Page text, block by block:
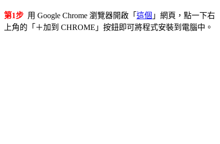
第1步 用 Google Chrome 瀏覽器開啟「 這個 」網頁，點一下右
上角的「＋加到 CHROME」按鈕即可將程式安裝到電腦中。